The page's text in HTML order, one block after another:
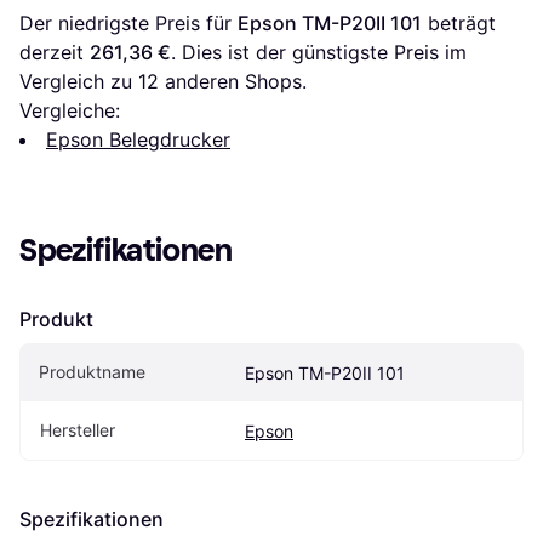
Der niedrigste Preis für Epson TM-P20II 101 beträgt
derzeit 261,36 €. Dies ist der günstigste Preis im
Vergleich zu 12 anderen Shops.
Vergleiche:
Epson Belegdrucker
Spezifikationen
Produkt
Produktname Epson TM-P20II 101
Hersteller Epson
Spezifikationen